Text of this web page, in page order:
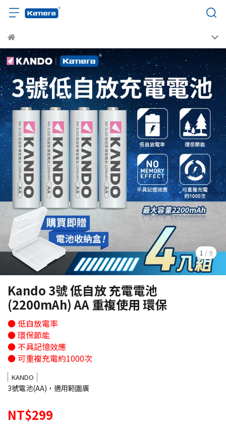
1 / 9
Kando 3號 低自放 充電電池
(2200mAh) AA 重複使用 環保
● 低自放電率
● 環保節能
● 不具記憶效應
● 可重複充電約1000次
KANDO
3號電池(AA)，適用範圍廣
NT$299